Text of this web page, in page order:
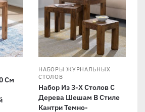
См
НАБОРЫ ЖУРНАЛЬНЫХ
СТОЛОВ
Набор Из 3-Х Столов С
Дерева Шешам В Стиле
Кантри Темно-